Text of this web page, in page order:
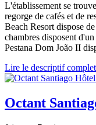
L'établissement se
regorge de cafés et de
Beach Resort dispose
chambres disposent
Pestana Dom João II
Lire le descriptif
Octant